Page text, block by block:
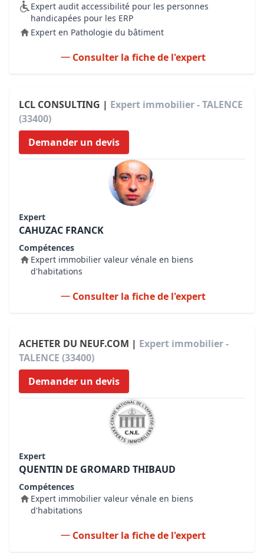
Expert audit accessibilité pour les personnes
handicapées pour les ERP
Expert en Pathologie du bâtiment
Consulter la fiche de l'expert
LCL CONSULTING | Expert immobilier - TALENCE
(33400)
Demander un devis
Expert
CAHUZAC FRANCK
Compétences
Expert immobilier valeur vénale en biens
d'habitations
Consulter la fiche de l'expert
ACHETER DU NEUF.COM | Expert immobilier -
TALENCE (33400)
Demander un devis
Expert
QUENTIN DE GROMARD THIBAUD
Compétences
Expert immobilier valeur vénale en biens
d'habitations
Consulter la fiche de l'expert